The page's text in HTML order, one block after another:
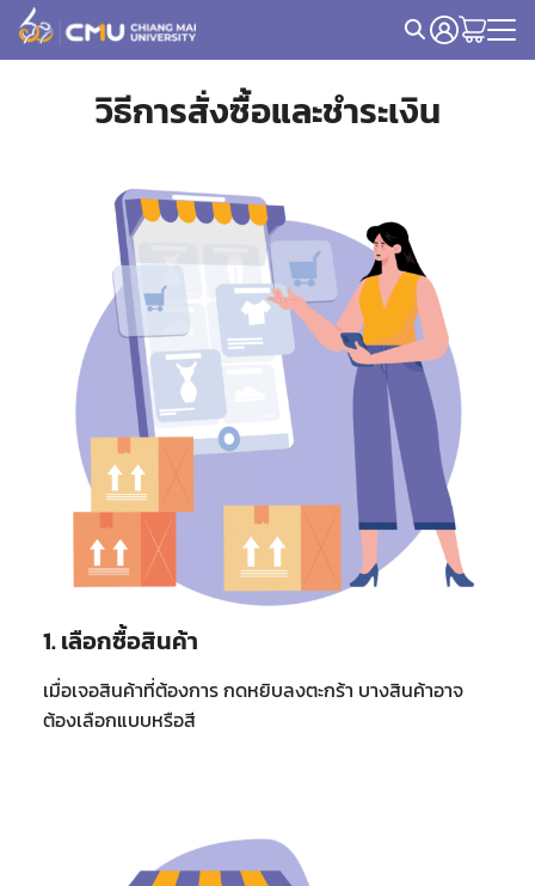
Skip
วิธีการสั่งซื้อและชำระเงิน
1. เลือกซื้อสินค้า
เมื่อเจอสินค้าที่ต้องการ กดหยิบลงตะกร้า บางสินค้าอาจ
ต้องเลือกแบบหรือสี